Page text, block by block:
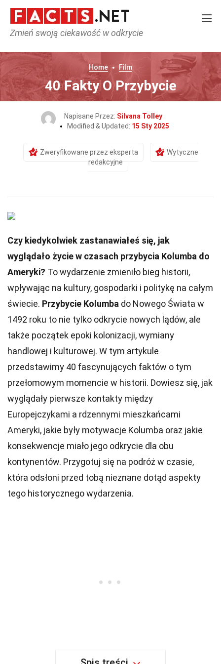
Zmień swoją ciekawość w odkrycie
Home Film
40 Fakty O Przybycie
Napisane Przez: Silvana Tolley
Modified & Updated: 15 Sty 2025
Zweryfikowane przez eksperta
Wytyczne
redakcyjne
Czy kiedykolwiek zastanawiałeś się, jak
wyglądało życie w czasach przybycia Kolumba do
Ameryki? To wydarzenie zmieniło bieg historii,
wpływając na kultury, gospodarki i politykę na całym
świecie. Przybycie Kolumba do Nowego Świata w
1492 roku to nie tylko odkrycie nowych lądów, ale
także początek epoki kolonizacji, wymiany
handlowej i kulturowej. W tym artykule
przedstawimy 40 fascynujących faktów o tym
przełomowym momencie w historii. Dowiesz się, jak
wyglądały pierwsze kontakty między
Europejczykami a rdzennymi mieszkańcami
Ameryki, jakie były motywacje Kolumba oraz jakie
konsekwencje miało jego odkrycie dla obu
kontynentów. Przygotuj się na podróż w czasie,
która odsłoni przed tobą nieznane dotąd aspekty
tego historycznego wydarzenia.